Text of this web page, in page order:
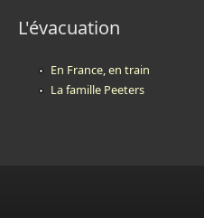
L'évacuation
En France, en train
La famille Peeters